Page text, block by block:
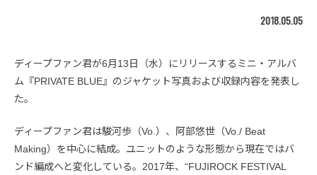
2018.05.05
ディープファン君が6月13日（水）にリリースするミニ・アルバ
ム『PRIVATE BLUE』のジャケット写真および収録内容を発表し
た。
ディープファン君は駿河歩（Vo.）、阿部悠世（Vo./ Beat
Making）を中心に結成。ユニットのような形態から現在ではバ
ンド編成へと変化している。2017年、“FUJIROCK FESTIVAL